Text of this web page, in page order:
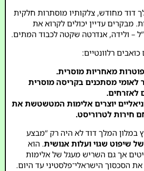
דוד מחודש, צלקותיו מוסתרות חלקית
מבקרים עדיין יכולים לקרוא את
– ולידה, אנדרטה שקטה לכבוד המתים.
רלוונטיים:
מאחריות מוסרית.
לאומי מסתכנים בקריסה מוסרית
לאזרחים.
יוצרים אלימות המטשטשת את
חירות לטרוריסט.
במלון המלך דוד לא היה רק “מבצע
שיפוט שגוי ועלות אנושית. הוא
אך גם השריש מעגל של אלימות
הסכסוך הישראלי־פלסטיני עד היום.